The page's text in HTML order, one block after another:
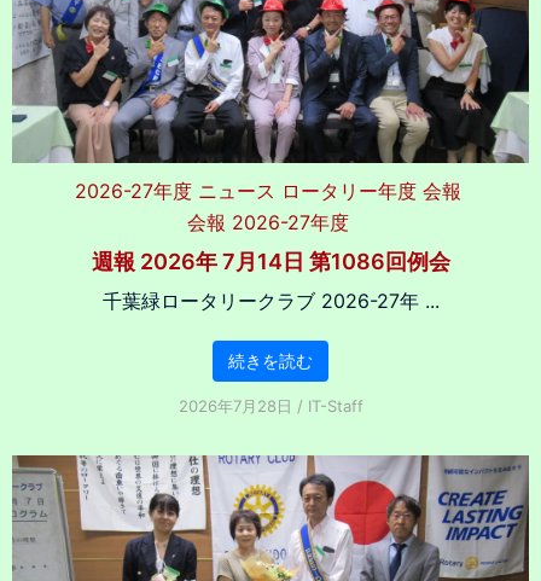
2026-27年度 ニュース ロータリー年度 会報
会報 2026-27年度
週報 2026年 7月14日 第1086回例会
千葉緑ロータリークラブ 2026-27年 ...
続きを読む
2026年7月28日 / IT-Staff